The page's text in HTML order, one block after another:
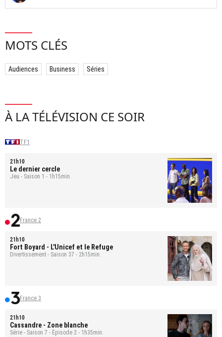
MOTS CLÉS
Audiences Business Séries
À LA TÉLÉVISION CE SOIR
TF1
21h10
Le dernier cercle
Jeu - Saison 1 - 1h15min.
France 2
21h10
Fort Boyard - L'Unicef et le Refuge
Divertissement - Saison 37 - 2h15min.
France 3
21h10
Cassandre - Zone blanche
Série - Saison 7 - Épisode 2 - 1h35min.